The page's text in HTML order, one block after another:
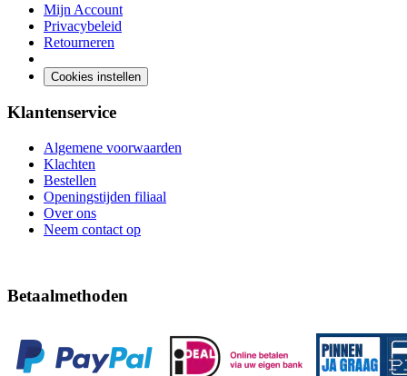
Mijn Account
Privacybeleid
Retourneren
Cookies instellen
Klantenservice
Algemene voorwaarden
Klachten
Bestellen
Openingstijden filiaal
Over ons
Neem contact op
Betaalmethoden